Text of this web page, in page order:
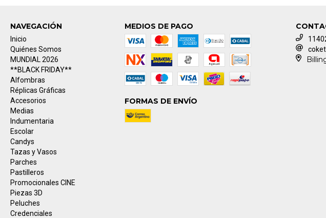
NAVEGACIÓN
Inicio
Quiénes Somos
MUNDIAL 2026
**BLACK FRIDAY**
Alfombras
Réplicas Gráficas
Accesorios
Medias
Indumentaria
Escolar
Candys
Tazas y Vasos
Parches
Pastilleros
Promocionales CINE
Piezas 3D
Peluches
Credenciales
MEDIOS DE PAGO
FORMAS DE ENVÍO